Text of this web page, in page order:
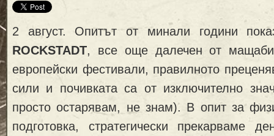
2 август. Опитът от минали години
ROCKSTADT, все още далечен от
европейски фестивали, правилното
сили и почивката са от изключително
просто остарявам, не знам). В опит за
подготовка, стратегически прекарваме